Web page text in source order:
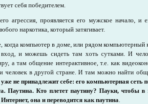
себя победителем.
агрессия, проявляется его мужское начало, и
наркотика, который затягивает.
когда компьютер в доме, или рядом компьютерный
вход, и можешь сидеть там хоть сутками. И
а там общение интерактивное, т.е. как
человек в другой стране. И там можно найти
не принадлежит себе: его компьютерная сеть
Паутина. Кто плетет паутину? Пауки, чтобы
она и переводится как паутина.